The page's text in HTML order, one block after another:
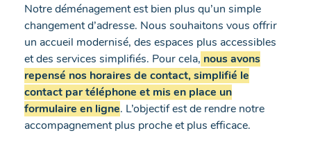
Notre déménagement est bien plus qu’un simple
changement d’adresse. Nous souhaitons vous offrir
un accueil modernisé, des espaces plus accessibles
et des services simplifiés. Pour cela, nous avons
repensé nos horaires de contact, simplifié le
contact par téléphone et mis en place un
formulaire en ligne. L’objectif est de rendre notre
accompagnement plus proche et plus efficace.